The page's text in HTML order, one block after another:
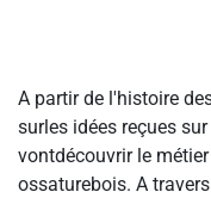
A partir de l'histoire
surles idées reçues
vontdécouvrir le
ossaturebois. A